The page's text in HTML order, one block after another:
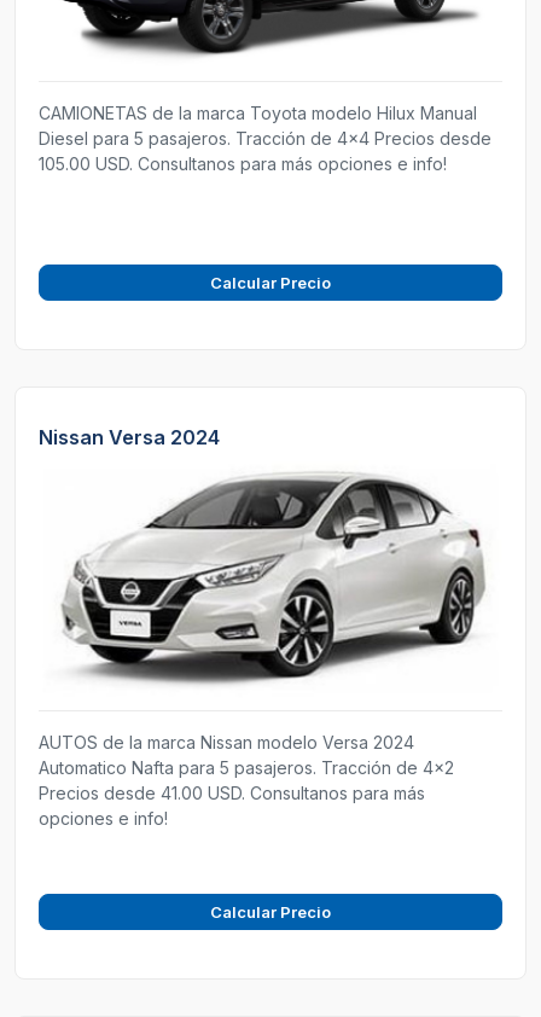
CAMIONETAS de la marca Toyota modelo Hilux Manual
Diesel para 5 pasajeros. Tracción de 4x4 Precios desde
105.00 USD. Consultanos para más opciones e info!
Calcular Precio
Nissan Versa 2024
AUTOS de la marca Nissan modelo Versa 2024
Automatico Nafta para 5 pasajeros. Tracción de 4x2
Precios desde 41.00 USD. Consultanos para más
opciones e info!
Calcular Precio